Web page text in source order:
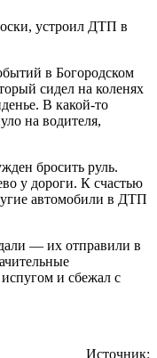
устроил ДТП в
в Богородском
сидел на коленях
В какой-то
на водителя,
бросить руль.
у дороги. К счастью
автомобили в ДТП
— их отправили в
и сбежал с
Источник: